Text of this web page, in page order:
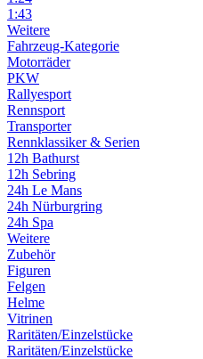
1:43
Weitere
Fahrzeug-Kategorie
Motorräder
PKW
Rallyesport
Rennsport
Transporter
Rennklassiker & Serien
12h Bathurst
12h Sebring
24h Le Mans
24h Nürburgring
24h Spa
Weitere
Zubehör
Figuren
Felgen
Helme
Vitrinen
Raritäten/Einzelstücke
Raritäten/Einzelstücke